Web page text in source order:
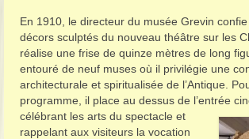
En 1910, le directeur du musée Grevin
décors sculptés du nouveau théâtre sur les
réalise une frise de quinze mètres de long
entouré de neuf muses où il privilégie une
architecturale et spiritualisée de l’Antique.
programme, il place au dessus de l’entrée
célébrant les arts du spectacle et
rappelant aux visiteurs la vocation